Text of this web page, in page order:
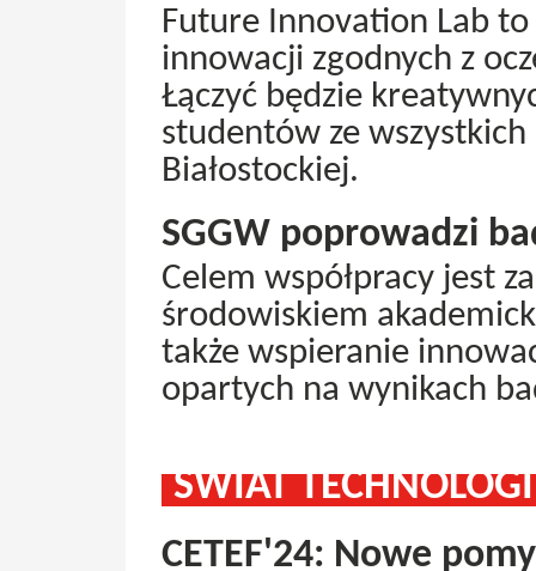
Future Innovation Lab
innowacji zgodnych z
Łączyć będzie
studentów ze
Białostockiej.
SGGW poprowadzi
Celem współpracy jest
środowiskiem
także wspieranie
opartych na wynikach
ŚWIAT
CETEF'24: Nowe